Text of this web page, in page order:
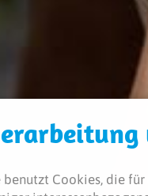
benutzt Cookies, die